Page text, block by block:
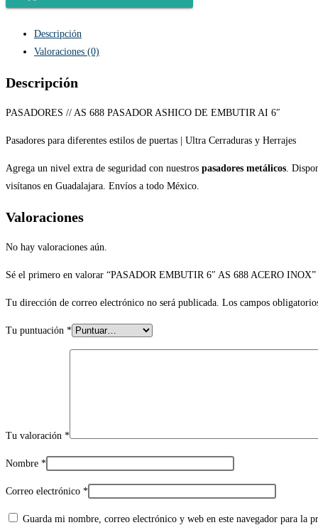
Descripción
Valoraciones (0)
Descripción
PASADORES // AS 688 PASADOR ASHICO DE EMBUTIR AI 6″
Pasadores para diferentes estilos de puertas | Ultra Cerraduras y Herrajes
Agrega un nivel extra de seguridad con nuestros pasadores metálicos.
visítanos en Guadalajara. Envíos a todo México.
Valoraciones
No hay valoraciones aún.
Sé el primero en valorar “PASADOR EMBUTIR 6″ AS 688 ACERO INOX”
Tu dirección de correo electrónico no será publicada. Los campos
Tu puntuación *
Tu valoración *
Nombre *
Correo electrónico *
Guarda mi nombre, correo electrónico y web en este navegador para la